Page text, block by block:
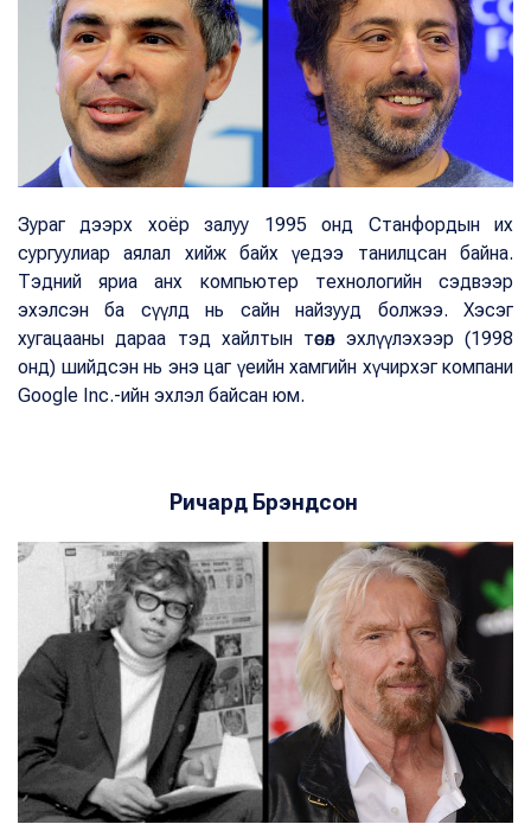
Зураг дээрх хоёр залуу 1995 онд Cтанфордын их
сургуулиар аялал хийж байх үедээ танилцсан байна.
Тэдний яриа анх компьютер технологийн сэдвээр
эхэлсэн ба сүүлд нь сайн найзууд болжээ. Хэсэг
хугацааны дараа тэд хайлтын төсөл эхлүүлэхээр (1998
онд) шийдсэн нь энэ цаг үеийн хамгийн хүчирхэг компани
Google Inc.-ийн эхлэл байсан юм.
Ричард Брэндсон